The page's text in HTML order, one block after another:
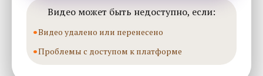
Видео может быть недоступно, если:
Видео удалено или перенесено
Проблемы с доступом к платформе